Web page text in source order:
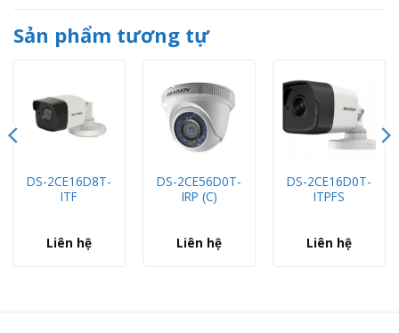
Sản phẩm tương tự
DS-2CE16D8T-
ITF
Liên hệ
DS-2CE56D0T-
IRP (C)
Liên hệ
DS-2CE16D0T-
ITPFS
Liên hệ